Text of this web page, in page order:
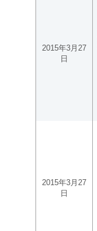
2015年3月27
日
2015年3月27
日